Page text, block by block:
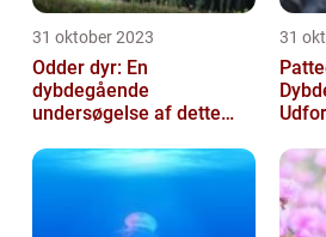
31 oktober 2023
Odder dyr: En
dybdegående
undersøgelse af dette
31